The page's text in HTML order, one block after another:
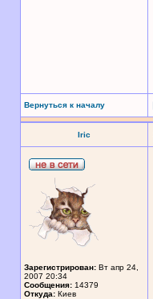
Вернуться к началу
Iric
Зарегистрирован: Вт апр 24,
2007 20:34
Сообщения: 14379
Откуда: Киев